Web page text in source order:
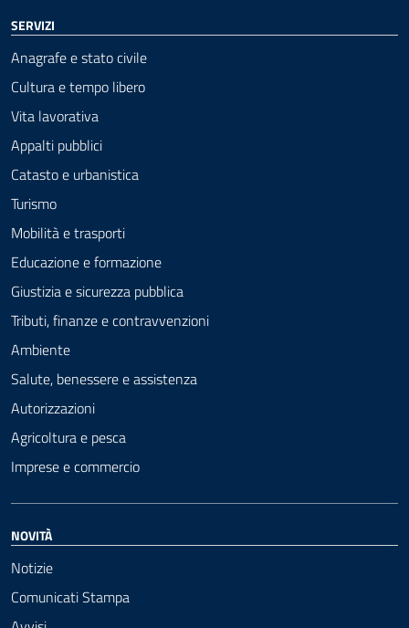
SERVIZI
Anagrafe e stato civile
Cultura e tempo libero
Vita lavorativa
Appalti pubblici
Catasto e urbanistica
Turismo
Mobilità e trasporti
Educazione e formazione
Giustizia e sicurezza pubblica
Tributi, finanze e contravvenzioni
Ambiente
Salute, benessere e assistenza
Autorizzazioni
Agricoltura e pesca
Imprese e commercio
NOVITÀ
Notizie
Comunicati Stampa